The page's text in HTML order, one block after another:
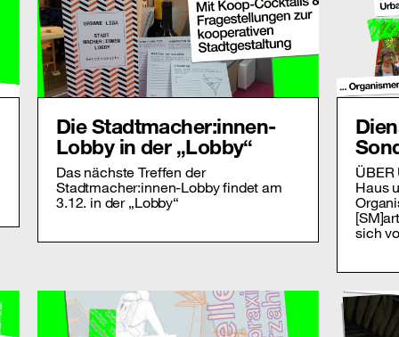
Die Stadtmacher:innen-
Lobby in der „Lobby“
Das nächste Treffen der
Stadtmacher:innen-Lobby findet am
3.12. in der „Lobby“
ÜBER
Haus
sich